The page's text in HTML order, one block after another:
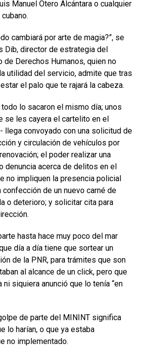
Manuel Otero Alcántara o cualquier
cambiará por arte de magia?”, se
Dib, director de estrategia del
de Derechos Humanos, quien no
utilidad del servicio, admite que tras
el palo que te rajará la cabeza.
todo lo sacaron el mismo día; unos
se les cayera el cartelito en el
llega convoyado con una solicitud de
y circulación de vehículos por
el poder realizar una
denuncia acerca de delitos en el
no impliquen la presencia policial
confección de un nuevo carné de
o deterioro; y solicitar cita para
hasta hace muy poco del mar
día a día tiene que sortear un
de la PNR, para trámites que son
al alcance de un click, pero que
siquiera anunció que lo tenía “en
de parte del MININT significa
lo harían, o que ya estaba
no implementado.